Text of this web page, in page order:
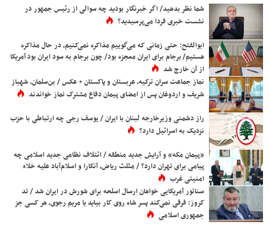
شما نظر بدهید/ اگر خبرنگار بودید چه سوالی از رئیس جمهور در
نشست خبری فردا می‌پرسیدید؟
ابوالفتح: حتی زمانی که می‌گوییم مذاکره نمی‌کنیم، در حال مذاکره
هستیم/ برجام برای ایران معجزه بود/ چون برجام به سود ایران بود آمریکا
از آن خارج شد
نماز جماعت سران ترکیه، عربستان و پاکستان + عکس / بن‌سلمان، شهباز
شریف و اردوغان پس از امضای پیمان دفاع مشترک نماز خواندند
راز دشمنی وزیرخارجه لبنان با ایران / یوسف رجی چه ارتباطی با حزب
نزدیک به اسرائیل دارد؟
«پیمان مکه» و آرایش جدید منطقه / ائتلاف نظامی جدید اسلامی چه
پیامی برای تهران دارد؟ / مثلث ریاض، آنکارا و اسلام‌آباد علیه خلاء
امنیتی غرب
سناتور آمریکایی خواهان ارسال اسلحه برای شورش در ایران شد / تد
کروز: فرقی نمی‌کند پسر شاه روی کار بیاید یا مریم رجوی، هر کسی جز
جمهوری اسلامی